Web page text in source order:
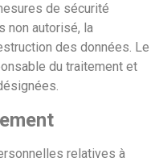
de sécurité
non autorisé, la
des données. Le
du traitement et
relatives à